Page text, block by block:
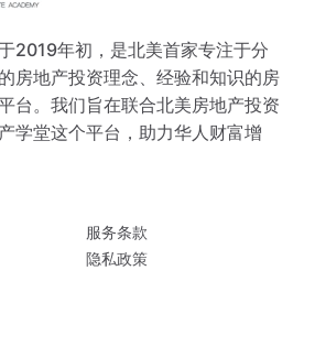
2019年初，是北美首家专注于分
房地产投资理念、经验和知识的房
台。我们旨在联合北美房地产投资
学堂这个平台，助力华人财富增
服务条款
隐私政策